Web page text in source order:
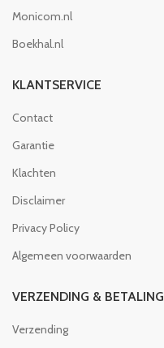
Monicom.nl
Boekhal.nl
KLANTSERVICE
Contact
Garantie
Klachten
Disclaimer
Privacy Policy
Algemeen voorwaarden
VERZENDING & BETALING
Verzending